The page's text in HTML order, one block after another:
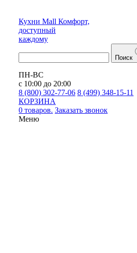
Кухни Mall Комфорт,
доступный
каждому
Поиск
ПН-ВС
с 10:00 до 20:00
8 (800) 302-77-06 8 (499) 348-15-11
КОРЗИНА
0 товаров. Заказать звонок
Меню